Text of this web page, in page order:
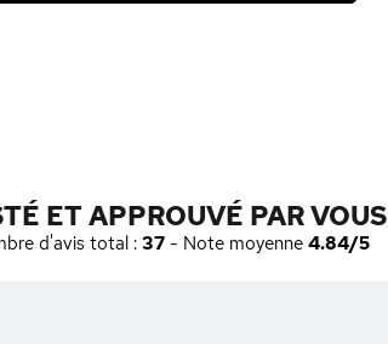
ET APPROUVÉ PAR VOUS
d'avis total : 37 - Note moyenne 4.84/5